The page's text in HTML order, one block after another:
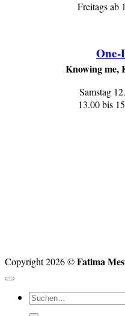
Freitags ab
Knowing me,
Samstag
13.00 bis
Copyright 2026 ©Fatima
Suchen
nach: